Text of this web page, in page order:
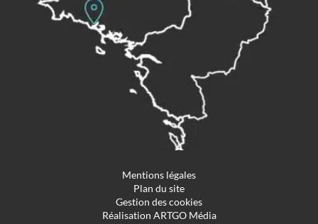
Mentions légales
Plan du site
Gestion des cookies
Réalisation ARTGO Média